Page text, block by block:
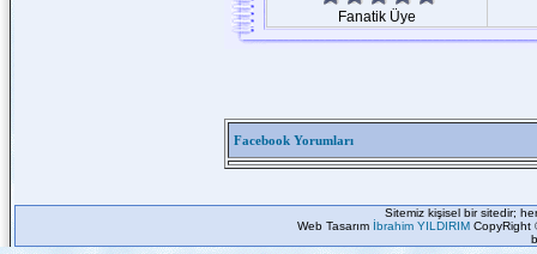
Fanatik Üye
Facebook Yorumları
Sitemiz kişisel bir sitedir;
Web Tasarım İbrahim YILDIRIM CopyRight